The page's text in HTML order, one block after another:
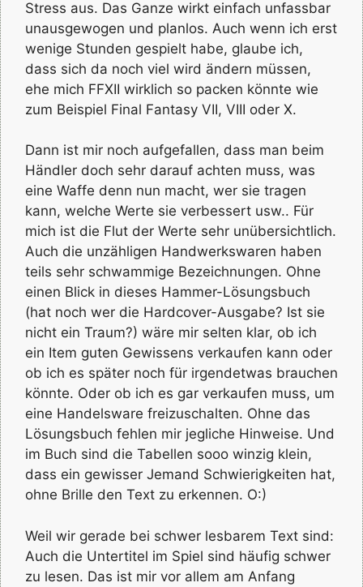
Stress aus. Das Ganze wirkt einfach unfassbar
unausgewogen und planlos. Auch wenn ich erst
wenige Stunden gespielt habe, glaube ich,
dass sich da noch viel wird ändern müssen,
ehe mich FFXII wirklich so packen könnte wie
zum Beispiel Final Fantasy VII, VIII oder X.
Dann ist mir noch aufgefallen, dass man beim
Händler doch sehr darauf achten muss, was
eine Waffe denn nun macht, wer sie tragen
kann, welche Werte sie verbessert usw.. Für
mich ist die Flut der Werte sehr unübersichtlich.
Auch die unzähligen Handwerkswaren haben
teils sehr schwammige Bezeichnungen. Ohne
einen Blick in dieses Hammer-Lösungsbuch
(hat noch wer die Hardcover-Ausgabe? Ist sie
nicht ein Traum?) wäre mir selten klar, ob ich
ein Item guten Gewissens verkaufen kann oder
ob ich es später noch für irgendetwas brauchen
könnte. Oder ob ich es gar verkaufen muss, um
eine Handelsware freizuschalten. Ohne das
Lösungsbuch fehlen mir jegliche Hinweise. Und
im Buch sind die Tabellen sooo winzig klein,
dass ein gewisser Jemand Schwierigkeiten hat,
ohne Brille den Text zu erkennen. O:)
Weil wir gerade bei schwer lesbarem Text sind:
Auch die Untertitel im Spiel sind häufig schwer
zu lesen. Das ist mir vor allem am Anfang